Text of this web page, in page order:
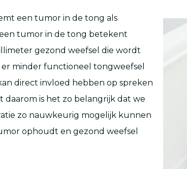
een tumor in de tong als
een tumor in de tong betekent
gezond weefsel die wordt
minder functioneel tongweefsel
direct invloed hebben op spreken
daarom is het zo belangrijk dat we
zo nauwkeurig mogelijk kunnen
ophoudt en gezond weefsel